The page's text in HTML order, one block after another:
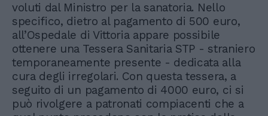
voluti dal Ministro per la sanatoria. Nello
specifico, dietro al pagamento di 500 euro,
all’Ospedale di Vittoria appare possibile
ottenere una Tessera Sanitaria STP - straniero
temporaneamente presente - dedicata alla
cura degli irregolari. Con questa tessera, a
seguito di un pagamento di 4000 euro, ci si
può rivolgere a patronati compiacenti che a